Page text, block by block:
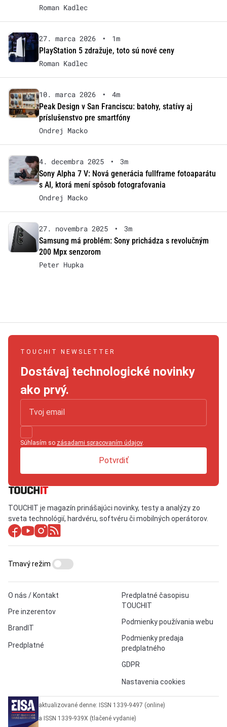
Roman Kadlec
27. marca 2026 •
1m
PlayStation 5 zdražuje, toto sú nové ceny
Roman Kadlec
10. marca 2026 •
4m
Peak Design v San Franciscu: batohy, statívy aj
príslušenstvo pre smartfóny
Ondrej Macko
4. decembra 2025 •
3m
Sony Alpha 7 V: Nová generácia fullframe fotoaparátu
s AI, ktorá mení spôsob fotografovania
Ondrej Macko
27. novembra 2025 •
3m
Samsung má problém: Sony prichádza s revolučným
200 Mpx senzorom
Peter Hupka
TOUCHIT NEWSLETTER
Dostávaj technologické novinky
ako prvý.
Súhlasím so zásadami spracovaním údajov.
Potvrdiť
TOUCHIT je magazín prinášajúci novinky, testy a analýzy zo
sveta technológií, hardvéru, softvéru či mobilných operátorov.
O nás / Kontakt
Pre inzerentov
BrandIT
Predplatné
Predplatné časopisu
TOUCHIT
Podmienky používania webu
Podmienky predaja
predplatného
GDPR
Nastavenia cookies
Tmavý režim
aktualizované denne: ISSN 1339-9497 (online)
a ISSN 1339-939X (tlačené vydanie)